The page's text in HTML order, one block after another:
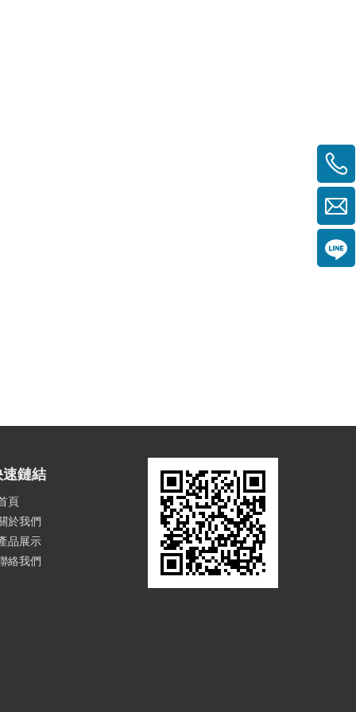
速鏈結
頁
於我們
品展示
絡我們